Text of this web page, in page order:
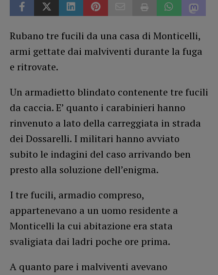
Rubano tre fucili da una casa di Monticelli,
armi gettate dai malviventi durante la fuga
e ritrovate.
Un armadietto blindato contenente tre fucili
da caccia. E’ quanto i carabinieri hanno
rinvenuto a lato della carreggiata in strada
dei Dossarelli. I militari hanno avviato
subito le indagini del caso arrivando ben
presto alla soluzione dell’enigma.
I tre fucili, armadio compreso,
appartenevano a un uomo residente a
Monticelli la cui abitazione era stata
svaligiata dai ladri poche ore prima.
A quanto pare i malviventi avevano